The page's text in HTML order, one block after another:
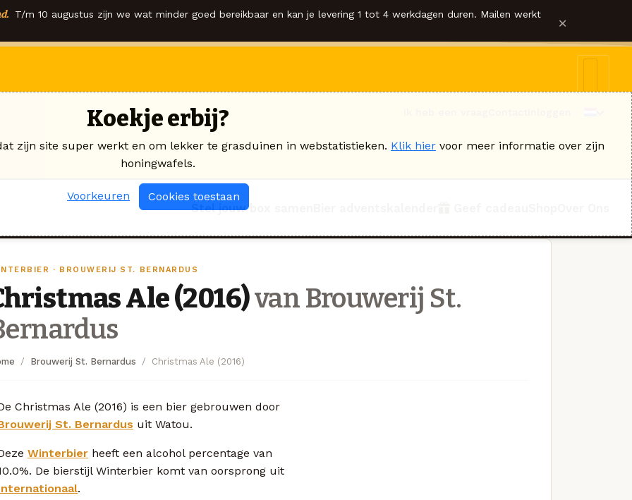
T/m 10 augustus zijn we wat minder goed bereikbaar en kan je levering 1 tot 4 werkdagen duren. Mailen werkt ×
Stel jouw box samen
· BROUWERIJ ST. BERNARDUS
Ale (2016)van Brouwerij St.
Brouwerij St. Bernardus Christmas Ale (2016)
Christmas Ale (2016) is een bier gebrouwen door
St. Bernardus uit Watou.
Winterbier heeft een alcohol percentage van
De bierstijl Winterbier komt van oorsprong uit
.
Koekje erbij?
zijn site super werkt en om lekker te grasduinen in webstatistieken. Klik hier voor meer informatie over zijn
honingwafels.
Voorkeuren Cookies toestaan